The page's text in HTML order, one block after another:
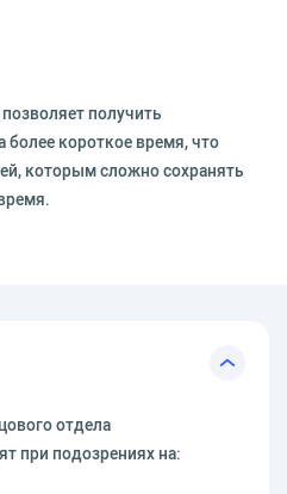
получить
более короткое время, что
которым сложно сохранять
отдела
при подозрениях на: